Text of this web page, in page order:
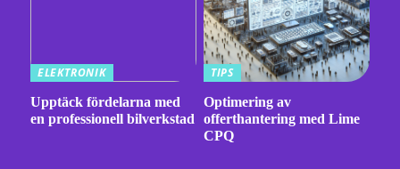
ELEKTRONIK
Upptäck fördelarna med
en professionell bilverkstad
TIPS
Optimering av
offerthantering med Lime
CPQ